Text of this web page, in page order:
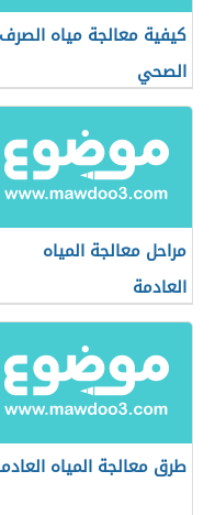
كيفية معالجة مياه الصرف
الصحي
مراحل معالجة المياه
العادمة
طرق معالجة المياه